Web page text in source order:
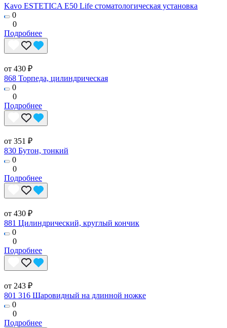
Kavo ESTETICA E50 Life стоматологическая установка
0
0
Подробнее
от 430 ₽
868 Торпеда, цилиндрическая
0
0
Подробнее
от 351 ₽
830 Бутон, тонкий
0
0
Подробнее
от 430 ₽
881 Цилиндрический, круглый кончик
0
0
Подробнее
от 243 ₽
801 316 Шаровидный на длинной ножке
0
0
Подробнее